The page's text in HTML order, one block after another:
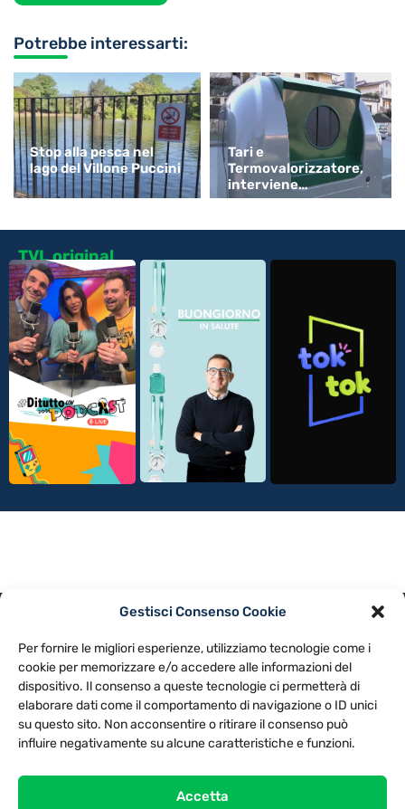
Gestisci Consenso Cookie
Per fornire le migliori esperienze, utilizziamo tecnologie come i
cookie per memorizzare e/o accedere alle informazioni del
dispositivo. Il consenso a queste tecnologie ci permetterà di
elaborare dati come il comportamento di navigazione o ID unici
su questo sito. Non acconsentire o ritirare il consenso può
influire negativamente su alcune caratteristiche e funzioni.
Accetta
Potrebbe interessarti:
Stop alla pesca nel
lago del Villone Puccini
Tari e
Termovalorizzatore,
interviene
Confartigianato
TVL original
NOTE LEGALI
CONTATTACI PREFERENZE
TV LIBERA S.P.A.
Via Monteleonese 95/21 – 51100 Pistoia (PT)
Tel. 0573.9136 / Fax 0573.913615